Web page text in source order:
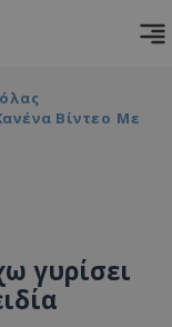
Βίντεο Με
γυρίσει